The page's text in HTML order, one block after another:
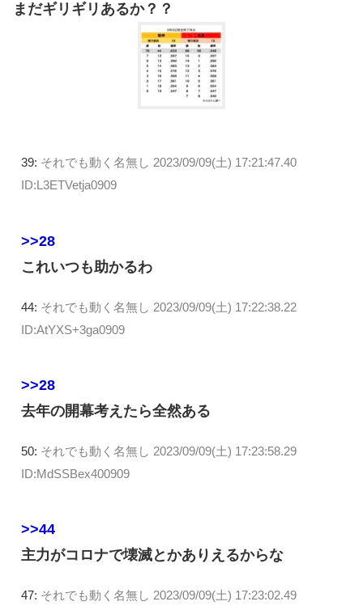
まだギリギリあるか？？
39: それでも動く名無し 2023/09/09(土) 17:21:47.40
ID:L3ETVetja0909
>>28
これいつも助かるわ
44: それでも動く名無し 2023/09/09(土) 17:22:38.22
ID:AtYXS+3ga0909
>>28
去年の開幕考えたら全然ある
50: それでも動く名無し 2023/09/09(土) 17:23:58.29
ID:MdSSBex400909
>>44
主力がコロナで壊滅とかありえるからな
47: それでも動く名無し 2023/09/09(土) 17:23:02.49